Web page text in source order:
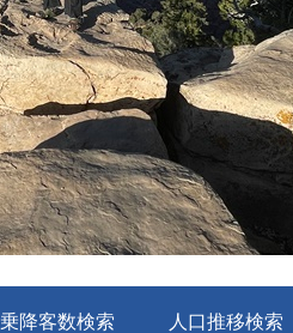
乗降客数検索 人口推移検索